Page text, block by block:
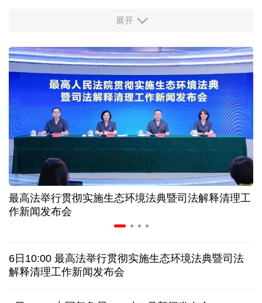
东航：国内客票提前14天免费退改
近346亿元 广东电网交出上半年投资建设亮眼答卷
31省份上半年外贸成绩单出炉 见证产业提质跃迁
比一张A4纸还要薄！我国高端钢材迎来密集突破
让药品更好触达患者 多款新药选择网络平台首发
7月份中国仓储指数保持扩张 行业运行韧性较强
乌总统呼吁向乌提供更多导弹 特朗普：我们也想要
展开
最高法举行贯彻实施生态环境法典暨司法解释清理工
作新闻发布会
6日10:00 最高法举行贯彻实施生态环境法典暨司法
解释清理工作新闻发布会